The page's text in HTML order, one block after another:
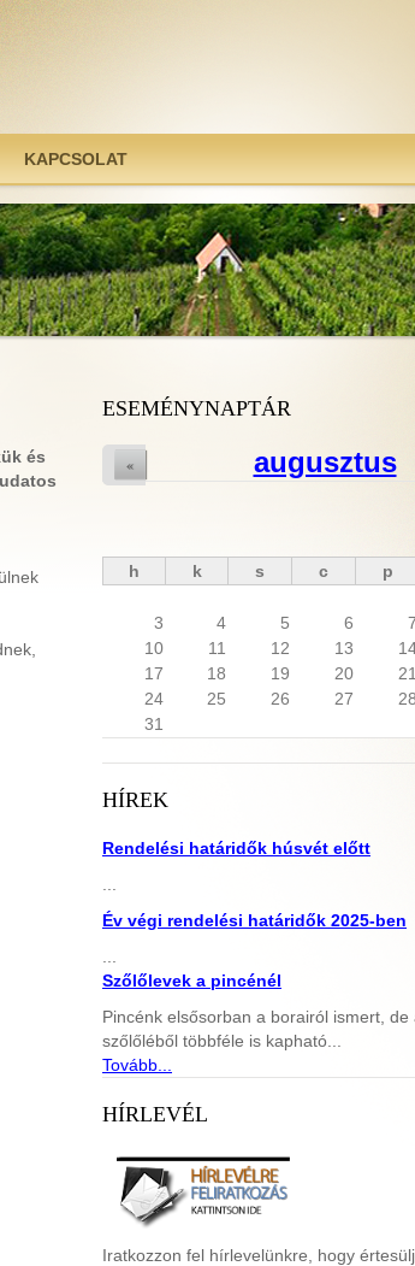
KAPCSOLAT
és
ESEMÉNYNAPTÁR
augusztus
«
h k s c p
3
4 5 6 7
10
11 12 13
17
18 19 20 21
24
25 26 27 28
31
HÍREK
Rendelési határidők húsvét előtt
Év végi rendelési határidők 2025-ben
Szőlőlevek a pincénél
Pincénk elsősorban a borairól ismert, de
szőlőléből többféle is kapható...
Tovább...
HÍRLEVÉL
Iratkozzon fel hírlevelünkre, hogy